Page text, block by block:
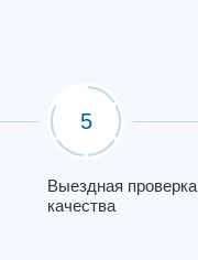
5
Выездная проверка
качества